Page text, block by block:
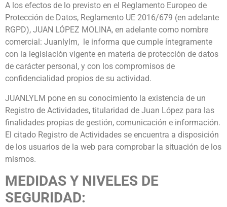
A los efectos de lo previsto en el Reglamento Europeo de
Protección de Datos, Reglamento UE 2016/679 (en adelante
RGPD), JUAN LÓPEZ MOLINA, en adelante como nombre
comercial: Juanlylm, le informa que cumple íntegramente
con la legislación vigente en materia de protección de datos
de carácter personal, y con los compromisos de
confidencialidad propios de su actividad.
JUANLYLM pone en su conocimiento la existencia de un
Registro de Actividades, titularidad de Juan López para las
finalidades propias de gestión, comunicación e información.
El citado Registro de Actividades se encuentra a disposición
de los usuarios de la web para comprobar la situación de los
mismos.
MEDIDAS Y NIVELES DE
SEGURIDAD: